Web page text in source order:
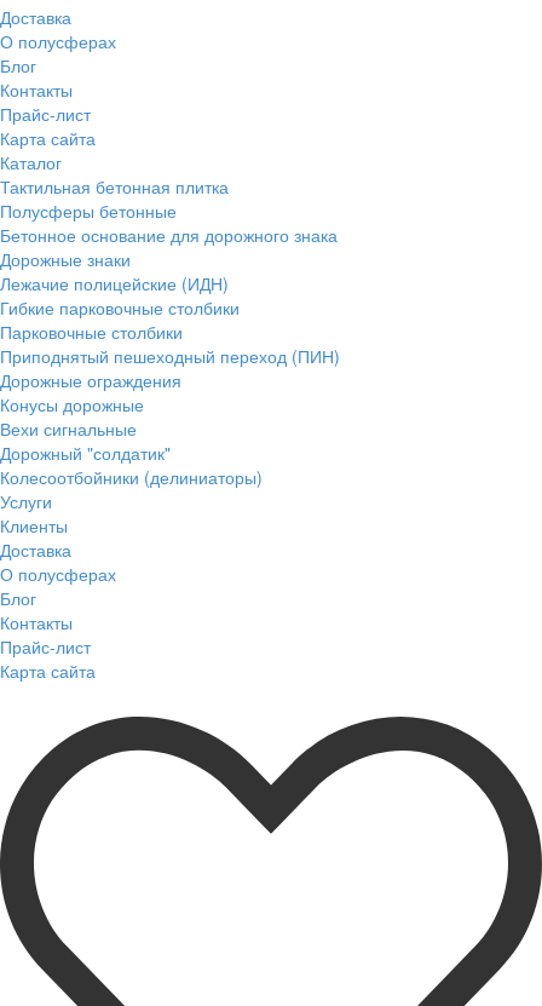
Доставка
О полусферах
Блог
Контакты
Прайс-лист
Карта сайта
Каталог
Тактильная бетонная плитка
Полусферы бетонные
Бетонное основание для дорожного знака
Дорожные знаки
Лежачие полицейские (ИДН)
Гибкие парковочные столбики
Парковочные столбики
Приподнятый пешеходный переход (ПИН)
Дорожные ограждения
Конусы дорожные
Вехи сигнальные
Дорожный "солдатик"
Колесоотбойники (делиниаторы)
Услуги
Клиенты
Доставка
О полусферах
Блог
Контакты
Прайс-лист
Карта сайта